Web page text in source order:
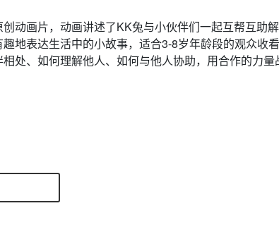
创动画片，动画讲述了KK兔与小伙伴们一起互帮互助
地表达生活中的小故事，适合3-8岁年龄段的观众收
处、如何理解他人、如何与他人协助，用合作的力